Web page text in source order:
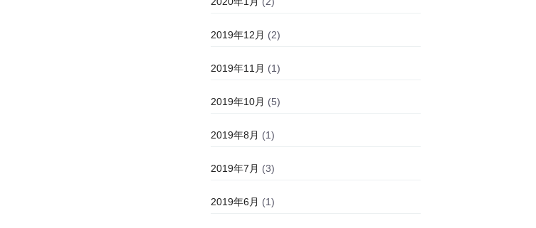
2019年12月 (2)
2019年11月 (1)
2019年10月 (5)
2019年8月 (1)
2019年7月 (3)
2019年6月 (1)